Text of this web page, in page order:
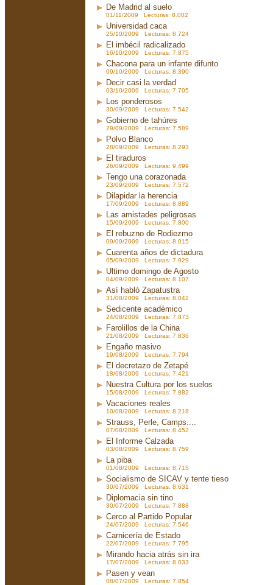
De Madrid al suelo
01/11/2009 Lecturas: 8.002
Universidad caca
25/10/2009 Lecturas: 8.724
El imbécil radicalizado
16/10/2009 Lecturas: 7.875
Chacona para un infante difunto
09/10/2009 Lecturas: 8.390
Decir casi la verdad
03/10/2009 Lecturas: 7.705
Los ponderosos
30/09/2009 Lecturas: 7.542
Gobierno de tahúres
29/09/2009 Lecturas: 7.589
Polvo Blanco
28/09/2009 Lecturas: 8.293
El tiraduros
26/09/2009 Lecturas: 9.499
Tengo una corazonada
23/09/2009 Lecturas: 7.572
Dilapidar la herencia
17/09/2009 Lecturas: 8.889
Las amistades peligrosas
15/09/2009 Lecturas: 7.800
El rebuzno de Rodiezmo
09/09/2009 Lecturas: 8.015
Cuarenta años de dictadura
05/09/2009 Lecturas: 7.929
Ultimo domingo de Agosto
04/09/2009 Lecturas: 8.107
Así habló Zapatustra
31/08/2009 Lecturas: 8.042
Sedicente académico
24/08/2009 Lecturas: 7.873
Farolillos de la China
21/08/2009 Lecturas: 7.836
Engaño masivo
19/08/2009 Lecturas: 7.794
El decretazo de Zetapé
18/08/2009 Lecturas: 7.421
Nuestra Cultura por los suelos
15/08/2009 Lecturas: 7.882
Vacaciones reales
10/08/2009 Lecturas: 8.218
Strauss, Perle, Camps....
07/08/2009 Lecturas: 8.452
El Informe Calzada
03/08/2009 Lecturas: 8.759
La piba
01/08/2009 Lecturas: 8.715
Socialismo de SICAV y tente tieso
30/07/2009 Lecturas: 8.631
Diplomacia sin tino
30/07/2009 Lecturas: 7.888
Cerco al Partido Popular
24/07/2009 Lecturas: 7.546
Carnicería de Estado
22/07/2009 Lecturas: 7.795
Mirando hacia atrás sin ira
17/07/2009 Lecturas: 8.033
Pasen y vean
08/07/2009 Lecturas: 7.854